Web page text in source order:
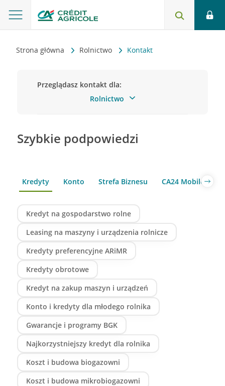
Strona główna Rolnictwo Kontakt
Przeglądasz kontakt dla:
Rolnictwo
Szybkie podpowiedzi
Kredyty Konto Strefa Biznesu CA24 Mobile
Kredyt na gospodarstwo rolne
Leasing na maszyny i urządzenia rolnicze
Kredyty preferencyjne ARiMR
Kredyty obrotowe
Kredyt na zakup maszyn i urządzeń
Konto i kredyty dla młodego rolnika
Gwarancje i programy BGK
Najkorzystniejszy kredyt dla rolnika
Koszt i budowa biogazowni
Koszt i budowa mikrobiogazowni